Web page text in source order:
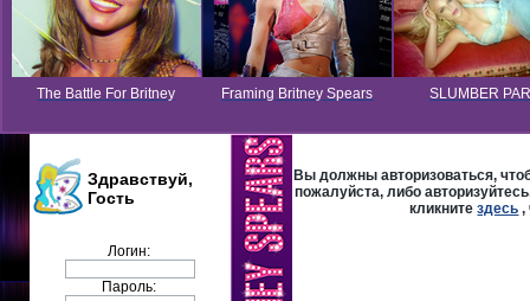
The Battle For Britney Framing Britney Spears SLUMBER
Здравствуй,
Гость
Логин:
Пароль:
Вы должны авторизоваться,
пожалуйста, либо
кликнитездесь ,